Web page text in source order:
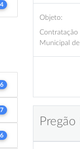
7
6
Objeto:
Contratação
Municipal